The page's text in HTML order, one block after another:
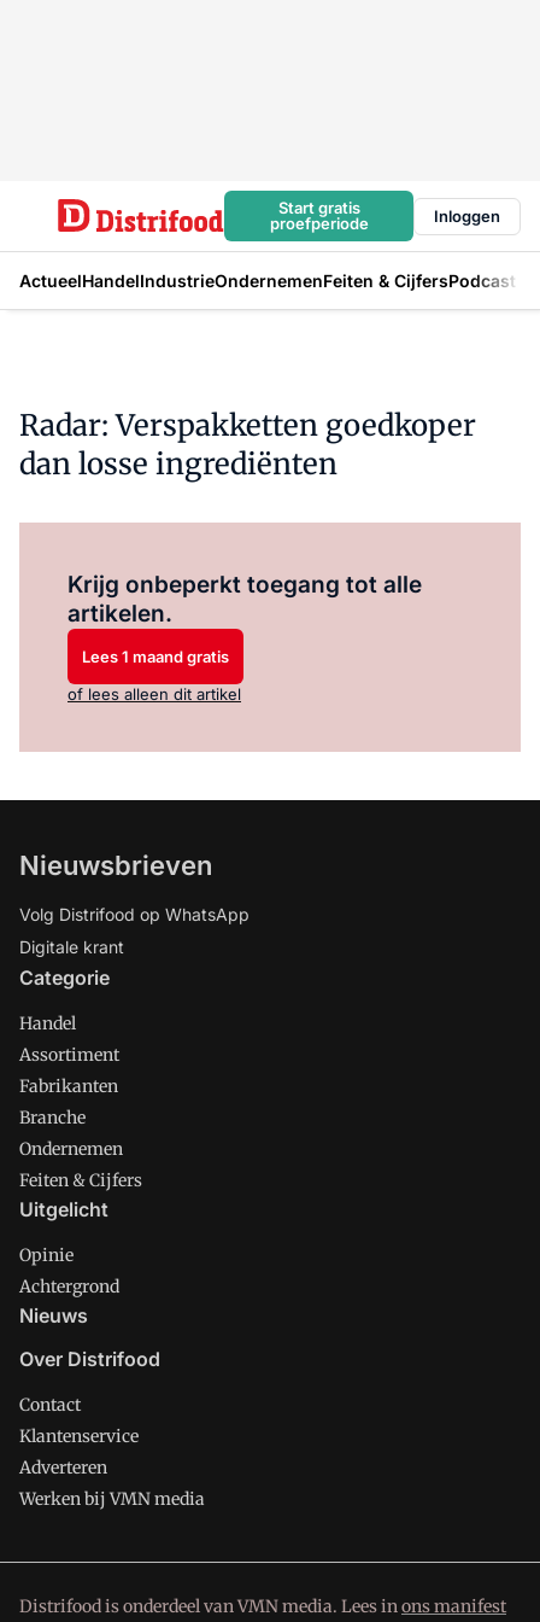
Start gratis
proefperiode
Inloggen
ActueelHandelIndustrieOndernemenFeiten & CijfersPodcast
Radar: Verspakketten goedkoper
dan losse ingrediënten
Krijg onbeperkt toegang tot alle
artikelen.
Lees 1 maand gratis
of lees alleen dit artikel
Nieuwsbrieven
Volg Distrifood op WhatsApp
Digitale krant
Categorie
Handel
Assortiment
Fabrikanten
Branche
Ondernemen
Feiten & Cijfers
Uitgelicht
Opinie
Achtergrond
Nieuws
Over Distrifood
Contact
Klantenservice
Adverteren
Werken bij VMN media
Distrifood is onderdeel van VMN media. Lees inons manifest